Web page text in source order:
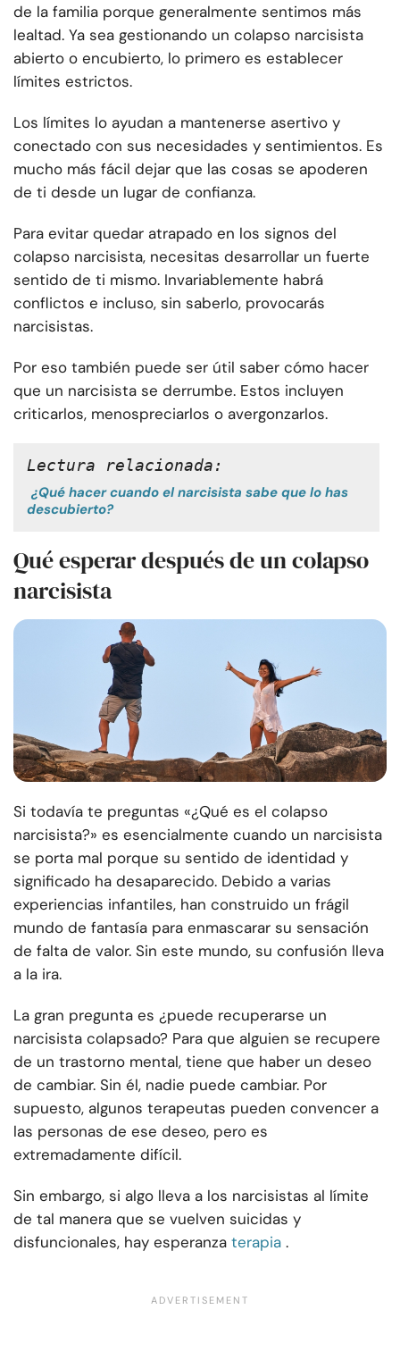
de la familia porque generalmente sentimos más
lealtad. Ya sea gestionando un colapso narcisista
abierto o encubierto, lo primero es establecer
límites estrictos.
Los límites lo ayudan a mantenerse asertivo y
conectado con sus necesidades y sentimientos. Es
mucho más fácil dejar que las cosas se apoderen
de ti desde un lugar de confianza.
Para evitar quedar atrapado en los signos del
colapso narcisista, necesitas desarrollar un fuerte
sentido de ti mismo. Invariablemente habrá
conflictos e incluso, sin saberlo, provocarás
narcisistas.
Por eso también puede ser útil saber cómo hacer
que un narcisista se derrumbe. Estos incluyen
criticarlos, menospreciarlos o avergonzarlos.
Lectura relacionada:
¿Qué hacer cuando el narcisista sabe que lo has
descubierto?
Qué esperar después de un colapso
narcisista
Si todavía te preguntas «¿Qué es el colapso
narcisista?» es esencialmente cuando un narcisista
se porta mal porque su sentido de identidad y
significado ha desaparecido. Debido a varias
experiencias infantiles, han construido un frágil
mundo de fantasía para enmascarar su sensación
de falta de valor. Sin este mundo, su confusión lleva
a la ira.
La gran pregunta es ¿puede recuperarse un
narcisista colapsado? Para que alguien se recupere
de un trastorno mental, tiene que haber un deseo
de cambiar. Sin él, nadie puede cambiar. Por
supuesto, algunos terapeutas pueden convencer a
las personas de ese deseo, pero es
extremadamente difícil.
Sin embargo, si algo lleva a los narcisistas al límite
de tal manera que se vuelven suicidas y
disfuncionales, hay esperanza terapia .